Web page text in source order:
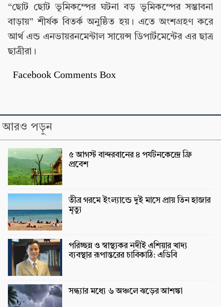
“ছোট ছোট ভূমিকম্পের ঘটনা বড় ভূমিকম্পের সম্ভাবনা
বাড়ায়” শীর্ষক বিতর্ক অনুষ্ঠিত হয়। এতে অংশগ্রহণ করে
আর্থ এন্ড এনভায়রনমেন্টাল সায়েন্স ডিপার্টমেন্টের এর ছাত্র
ছাত্রীরা।
Facebook Comments Box
আরও পড়ুন
৫ আগস্ট বান্দরবানের ৪ পর্যটনকেন্দ্রে ফ্রি
প্রবেশ
তীব্র গরমে ইংল্যান্ডে দুই মাসে প্রায় তিন হাজার
মৃত্যু
পরিচ্ছন্ন ও স্বাস্থ্যকর নদীই এশিয়ার খাদ্য
ব্যবস্থার রূপান্তরের চাবিকাঠি: এডিবি
সন্ধ্যার মধ্যে ৬ অঞ্চলে ঝড়ের আশঙ্কা